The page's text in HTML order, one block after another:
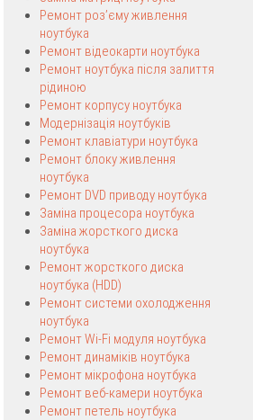
Ремонт роз’єму живлення
ноутбука
Ремонт відеокарти ноутбука
Ремонт ноутбука після залиття
рідиною
Ремонт корпусу ноутбука
Модернізація ноутбуків
Ремонт клавіатури ноутбука
Ремонт блоку живлення
ноутбука
Ремонт DVD приводу ноутбука
Заміна процесора ноутбука
Заміна жорсткого диска
ноутбука
Ремонт жорсткого диска
ноутбука (HDD)
Ремонт системи охолодження
ноутбука
Ремонт Wi-Fi модуля ноутбука
Ремонт динаміків ноутбука
Ремонт мікрофона ноутбука
Ремонт веб-камери ноутбука
Ремонт петель ноутбука